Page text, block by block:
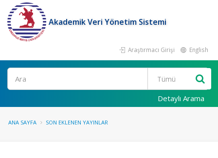
Akademik Veri Yönetim Sistemi
Araştırmacı Girişi English
Ara
Detaylı Arama
ANA SAYFA SON EKLENEN YAYINLAR